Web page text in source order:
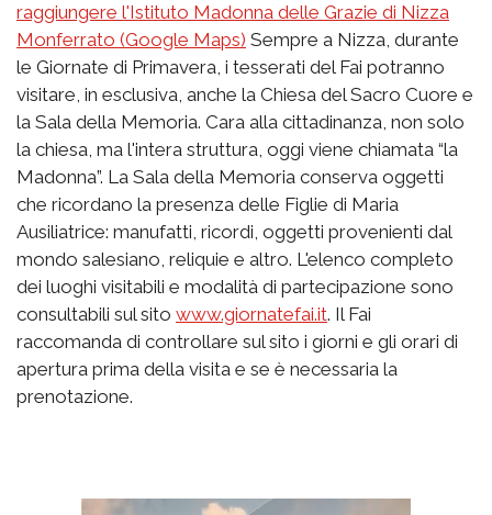
raggiungere l'Istituto Madonna delle Grazie di Nizza
Monferrato (Google Maps) Sempre a Nizza, durante
le Giornate di Primavera, i tesserati del Fai potranno
visitare, in esclusiva, anche la Chiesa del Sacro Cuore e
la Sala della Memoria. Cara alla cittadinanza, non solo
la chiesa, ma l'intera struttura, oggi viene chiamata “la
Madonna”. La Sala della Memoria conserva oggetti
che ricordano la presenza delle Figlie di Maria
Ausiliatrice: manufatti, ricordi, oggetti provenienti dal
mondo salesiano, reliquie e altro. L'elenco completo
dei luoghi visitabili e modalità di partecipazione sono
consultabili sul sito www.giornatefai.it. Il Fai
raccomanda di controllare sul sito i giorni e gli orari di
apertura prima della visita e se è necessaria la
prenotazione.